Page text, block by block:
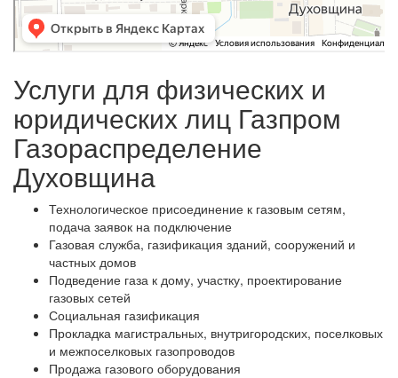
Услуги для физических и
юридических лиц Газпром
Газораспределение
Духовщина
Технологическое присоединение к газовым сетям,
подача заявок на подключение
Газовая служба, газификация зданий, сооружений и
частных домов
Подведение газа к дому, участку, проектирование
газовых сетей
Социальная газификация
Прокладка магистральных, внутригородских, поселковых
и межпоселковых газопроводов
Продажа газового оборудования